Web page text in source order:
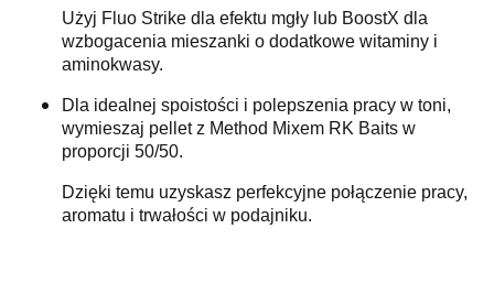
Użyj Fluo Strike dla efektu mgły lub BoostX dla
wzbogacenia mieszanki o dodatkowe witaminy i
aminokwasy.
Dla idealnej spoistości i polepszenia pracy w toni,
wymieszaj pellet z Method Mixem RK Baits w
proporcji 50/50.
Dzięki temu uzyskasz perfekcyjne połączenie pracy,
aromatu i trwałości w podajniku.